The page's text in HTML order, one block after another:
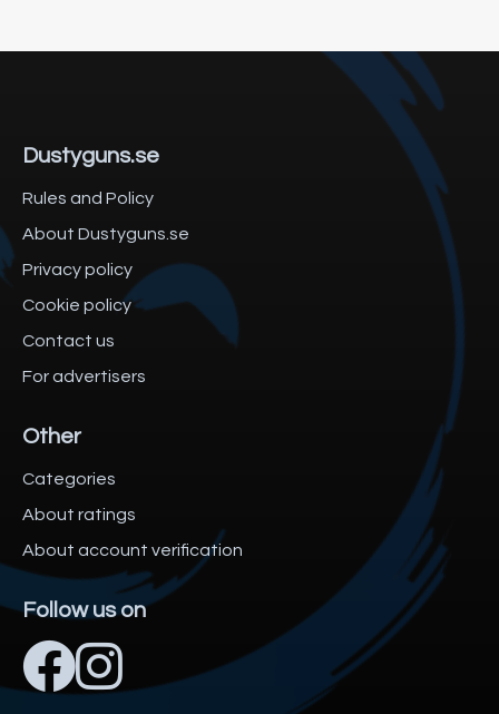
Dustyguns.se
Rules and Policy
About Dustyguns.se
Privacy policy
Cookie policy
Contact us
For advertisers
Other
Categories
About ratings
About account verification
Follow us on